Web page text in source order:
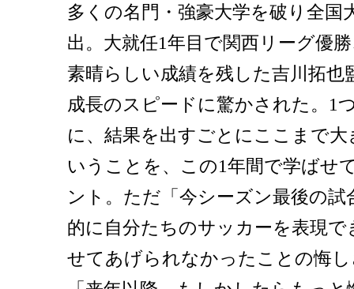
多くの名⾨・強豪大学を破り全国
出。大就任1年目で関西リーグ優
素晴らしい成績を残した吉川拓也
成長のスピードに驚かされた。1
に、結果を出すごとにここまで
いうことを、この1年間で学ばせ
ント。ただ「今シーズン最後の試
的に自分たちのサッカーを表現
せてあげられなかったことの悔